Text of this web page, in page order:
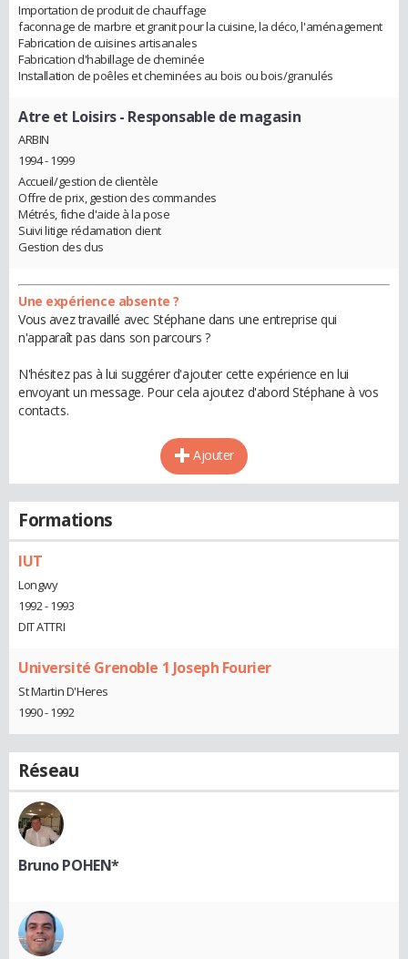
Importation de produit de chauffage
faconnage de marbre et granit pour la cuisine, la déco, l'aménagement
Fabrication de cuisines artisanales
Fabrication d'habillage de cheminée
Installation de poêles et cheminées au bois ou bois/granulés
Atre et Loisirs- Responsable de magasin
ARBIN
1994 - 1999
Accueil/gestion de clientèle
Offre de prix, gestion des commandes
Métrés, fiche d'aide à la pose
Suivi litige réclamation client
Gestion des dus
Une expérience absente ?
Vous avez travaillé avec Stéphane dans une entreprise qui
n'apparaît pas dans son parcours ?
N'hésitez pas à lui suggérer d'ajouter cette expérience en lui
envoyant un message. Pour cela ajoutez d'abord Stéphane à vos
contacts.
Ajouter
Formations
IUT
Longwy
1992 - 1993
DIT ATTRI
Université Grenoble 1 Joseph Fourier
St Martin D'Heres
1990 - 1992
Réseau
Bruno POHEN*